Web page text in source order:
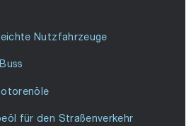
Nutzfahrzeuge
für den Straßenverkehr